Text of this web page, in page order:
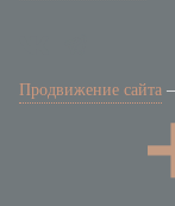
Амбулаторное
Продвижение сайта